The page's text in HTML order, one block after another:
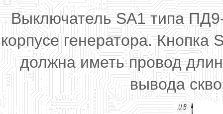
Выключатель SA1 типа
корпусе генератора.
должна иметь провод
вывода